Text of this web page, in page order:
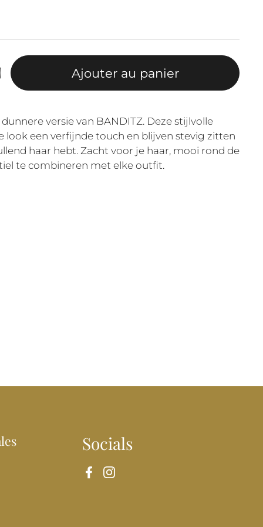
Ajouter au panier
versie van BANDITZ. Deze stijlvolle
look een verfijnde touch en blijven stevig zitten
haar hebt. Zacht voor je haar, mooi rond de
te combineren met elke outfit.
Socials
Facebook
Instagram